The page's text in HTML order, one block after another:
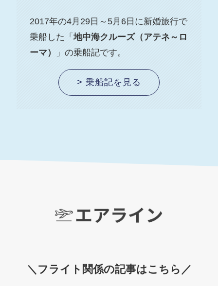
2017年の4月29日～5月6日に新婚旅行で
乗船した「地中海クルーズ（アテネ～ロ
ーマ）
」の乗船記です。
> 乗船記を見る
＼ フライト関係の記事はこちら ／